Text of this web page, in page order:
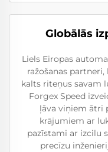
Globālās
Liels Eiropas
ražošanas
kalts riteņus savam
Forgex Speed
ļāva viņiem ātri
krājumiem ar
pazīstami ar izcilu
precīzu